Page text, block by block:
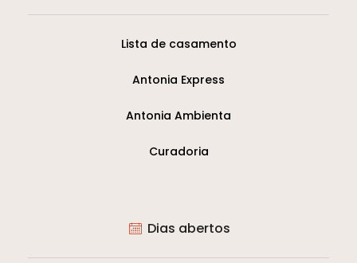
Lista de casamento
Antonia Express
Antonia Ambienta
Curadoria
Dias abertos